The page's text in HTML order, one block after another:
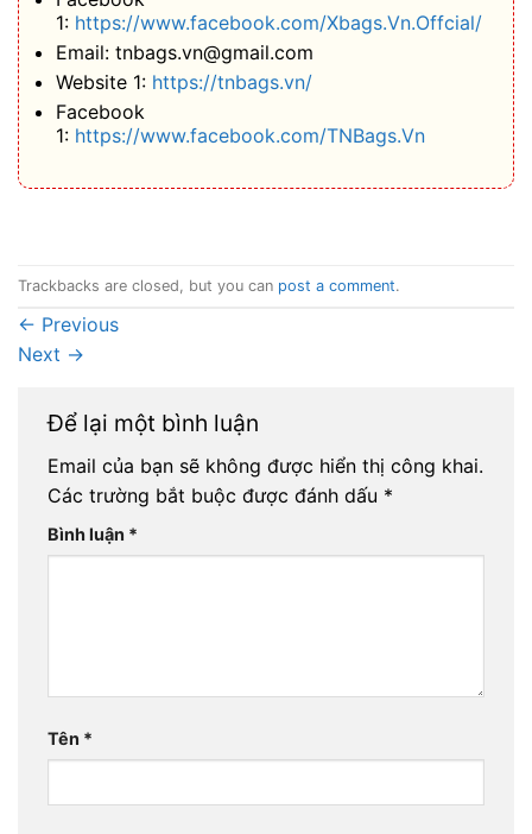
1: https://www.facebook.com/Xbags.Vn.Offcial/
Email: tnbags.vn@gmail.com
Website 1: https://tnbags.vn/
Facebook
1: https://www.facebook.com/TNBags.Vn
Trackbacks are closed, but you can post a comment.
← Previous
Next →
Để lại một bình luận
Email của bạn sẽ không được hiển thị công khai.
Các trường bắt buộc được đánh dấu *
Bình luận *
Tên *